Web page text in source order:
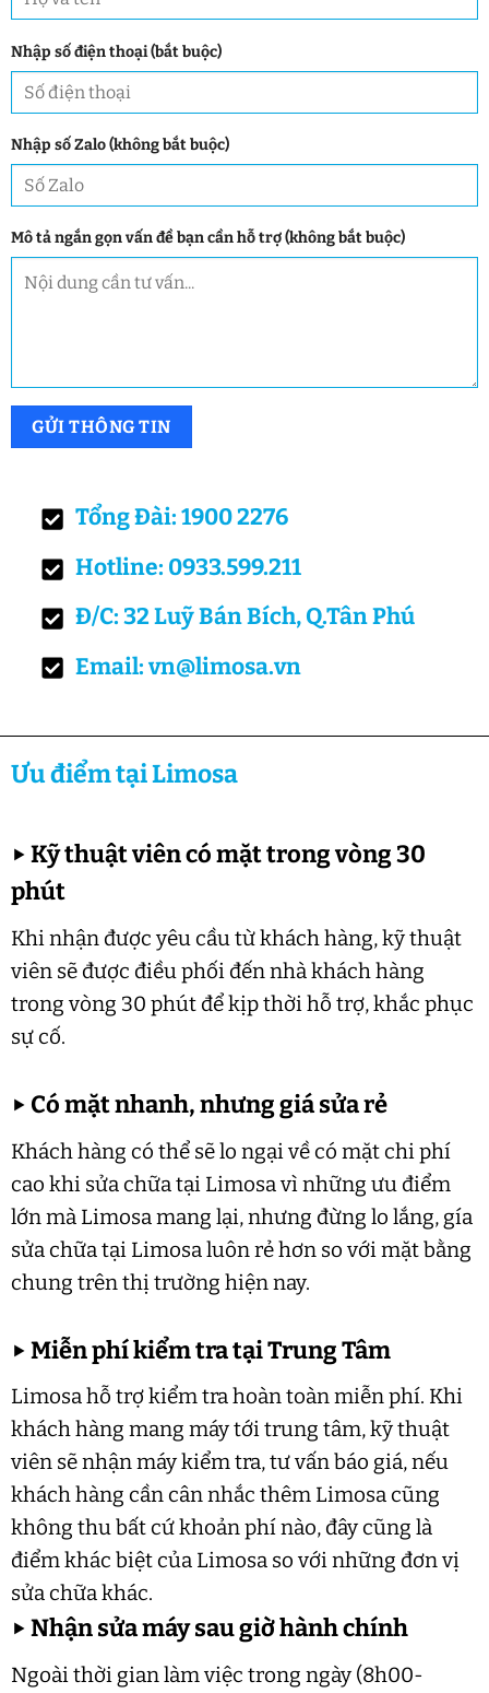
Nhập số điện thoại (bắt buộc)
Nhập số Zalo (không bắt buộc)
Mô tả ngắn gọn vấn đề bạn cần hỗ trợ (không bắt buộc)
Tổng Đài: 1900 2276
Hotline: 0933.599.211
Đ/C: 32 Luỹ Bán Bích, Q.Tân Phú
Email: vn@limosa.vn
Ưu điểm tại Limosa
▶Kỹ thuật viên có mặt trong vòng 30
phút
Khi nhận được yêu cầu từ khách hàng, kỹ thuật
viên sẽ được điều phối đến nhà khách hàng
trong vòng 30 phút để kịp thời hỗ trợ, khắc phục
sự cố.
▶ Có mặt nhanh, nhưng giá sửa rẻ
Khách hàng có thể sẽ lo ngại về có mặt chi phí
cao khi sửa chữa tại Limosa vì những ưu điểm
lớn mà Limosa mang lại, nhưng đừng lo lắng, gía
sửa chữa tại Limosa luôn rẻ hơn so với mặt bằng
chung trên thị trường hiện nay.
▶Miễn phí kiểm tra tại Trung Tâm
Limosa hỗ trợ kiểm tra hoàn toàn miễn phí. Khi
khách hàng mang máy tới trung tâm, kỹ thuật
viên sẽ nhận máy kiểm tra, tư vấn báo giá, nếu
khách hàng cần cân nhắc thêm Limosa cũng
không thu bất cứ khoản phí nào, đây cũng là
điểm khác biệt của Limosa so với những đơn vị
sửa chữa khác.
▶Nhận sửa máy sau giờ hành chính
Ngoài thời gian làm việc trong ngày (8h00-